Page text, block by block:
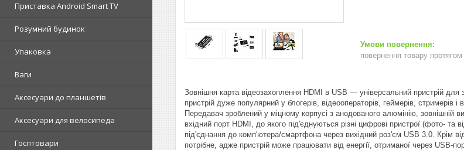
Приставка Android Smart TV
Розумний будинок
Упаковка
Ваги
Аксесуари до планшетів
Аксесуари для велосипеда
Госптовари
повернення товару протягом
Зовнішня карта відеозахоплення HDMI в USB — універсальний пристрій
пристрій дуже популярний у блогерів, відеооператорів, геймерів, стримерів
Передавач зроблений у міцному корпусі з анодованого алюмінію,
вхідний порт HDMI, до якого під'єднуються різні цифрові пристрої (фото-
під'єднання до комп'ютера/смартфона через вихідний роз'єм USB 3.0. Крім
потрібне, адже пристрій може працювати від енергії, отриманої через USB-